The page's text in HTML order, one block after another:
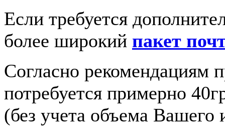
Если требуется
более широкий пакет
Согласно рекомендациям
потребуется примерно
(без учета объема Вашего